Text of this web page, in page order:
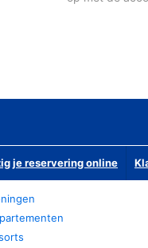
je reservering online